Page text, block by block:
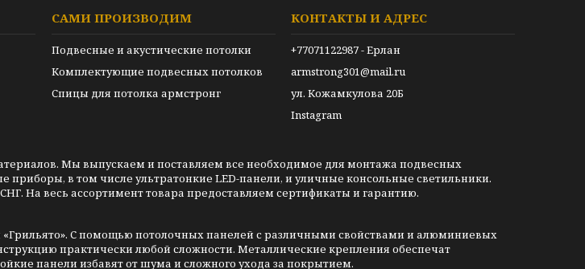
САМИ ПРОИЗВОДИМ
Подвесные и акустические потолки
Комплектующие подвесных потолков
Спицы для потолка армстронг
КОНТАКТЫ И АДРЕС
+77071122987 - Ерлан
armstrong301@mail.ru
ул. Кожамкулова 20Б
Instagram
Мы выпускаем и поставляем все необходимое для монтажа подвесных
в том числе ультратонкие LED-панели, и уличные консольные светильники.
На весь ассортимент товара предоставляем сертификаты и гарантию.
С помощью потолочных панелей с различными свойствами и алюминиевых
практически любой сложности. Металлические крепления обеспечат
панели избавят от шума и сложного ухода за покрытием.